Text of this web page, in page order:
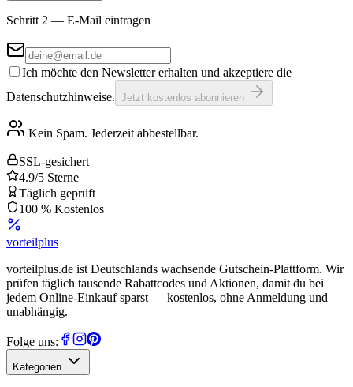
Schritt 2 — E-Mail eintragen
Ich möchte den Newsletter erhalten und akzeptiere die
Datenschutzhinweise. Jetzt kostenlos abonnieren
Kein Spam. Jederzeit abbestellbar.
SSL-gesichert
4.9/5 Sterne
Täglich geprüft
100 % Kostenlos
vorteilplus
vorteilplus.de ist Deutschlands wachsende Gutschein-Plattform. Wir
prüfen täglich tausende Rabattcodes und Aktionen, damit du bei
jedem Online-Einkauf sparst — kostenlos, ohne Anmeldung und
unabhängig.
Folge uns:
Kategorien